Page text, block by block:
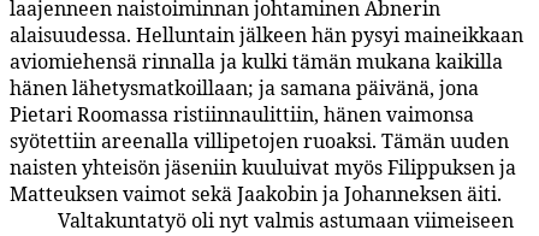
laajenneen naistoiminnan johtaminen Abnerin
alaisuudessa. Helluntain jälkeen hän pysyi maineikkaan
aviomiehensä rinnalla ja kulki tämän mukana kaikilla
hänen lähetysmatkoillaan; ja samana päivänä, jona
Pietari Roomassa ristiinnaulittiin, hänen vaimonsa
syötettiin areenalla villipetojen ruoaksi. Tämän uuden
naisten yhteisön jäseniin kuuluivat myös Filippuksen ja
Matteuksen vaimot sekä Jaakobin ja Johanneksen äiti.
Valtakuntatyö oli nyt valmis astumaan viimeiseen